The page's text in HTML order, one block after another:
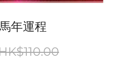
年運程